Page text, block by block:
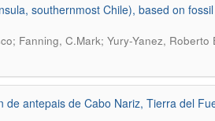
southernmost Chile), based on
Fanning, C.Mark; Yury-Yanez, Roberto
antepais de Cabo Nariz, Tierra del